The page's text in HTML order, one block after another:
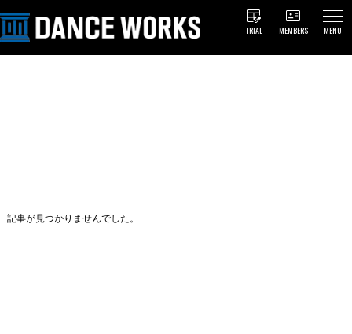
TRIAL MEMBERS MENU
記事が見つかりませんでした。